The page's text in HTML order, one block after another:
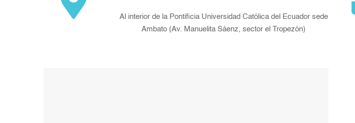
Al interior de la Pontificia Universidad Católica del Ecuador sede
Ambato (Av. Manuelita Sáenz, sector el Tropezón)